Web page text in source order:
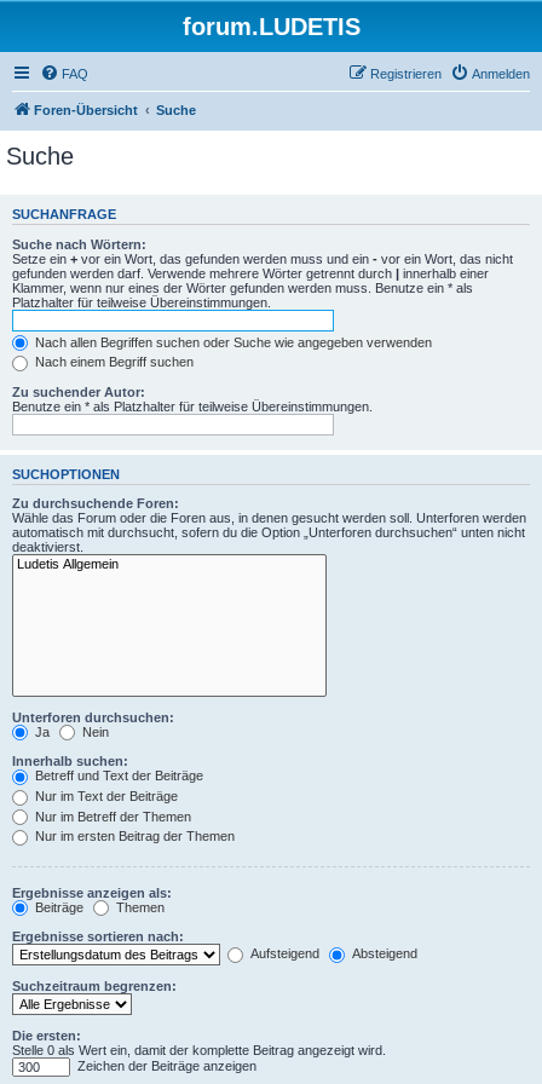
forum.LUDETIS
FAQ Anmelden
Registrieren
Foren-Übersicht Suche
Suche
SUCHANFRAGE
Suche nach Wörtern:
Setze ein + vor ein Wort, das gefunden werden muss und ein - vor ein Wort, das nicht
gefunden werden darf. Verwende mehrere Wörter getrennt durch | innerhalb einer
Klammer, wenn nur eines der Wörter gefunden werden muss. Benutze ein * als
Platzhalter für teilweise Übereinstimmungen.
Nach allen Begriffen suchen oder Suche wie angegeben verwenden
Nach einem Begriff suchen
Zu suchender Autor:
Benutze ein * als Platzhalter für teilweise Übereinstimmungen.
SUCHOPTIONEN
Zu durchsuchende Foren:
Wähle das Forum oder die Foren aus, in denen gesucht werden soll. Unterforen werden
automatisch mit durchsucht, sofern du die Option „Unterforen durchsuchen“ unten nicht
deaktivierst.
Unterforen durchsuchen:
Ja
Nein
Innerhalb suchen:
Betreff und Text der Beiträge
Nur im Text der Beiträge
Nur im Betreff der Themen
Nur im ersten Beitrag der Themen
Ergebnisse anzeigen als:
Beiträge
Themen
Ergebnisse sortieren nach:
Aufsteigend
Absteigend
Suchzeitraum begrenzen:
Die ersten:
Stelle 0 als Wert ein, damit der komplette Beitrag angezeigt wird.
Zeichen der Beiträge anzeigen